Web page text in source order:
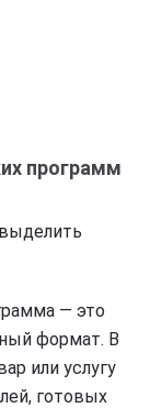
программ
— это
формат. В
или услугу
готовых